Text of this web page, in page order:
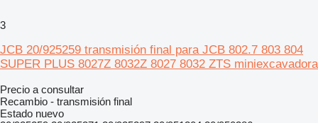
3
JCB 20/925259 transmisión final para JCB 802.7 803 804
SUPER PLUS 8027Z 8032Z 8027 8032 ZTS miniexcavadora
Precio a consultar
Recambio - transmisión final
Estado nuevo